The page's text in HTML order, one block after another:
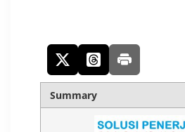
Summary